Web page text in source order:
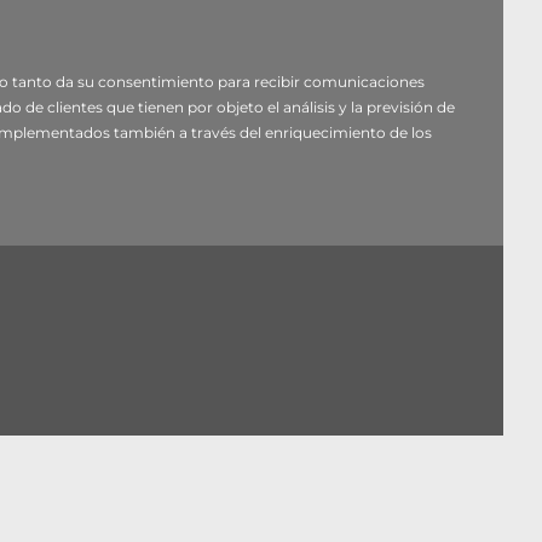
una respuesta.
tanto da su consentimiento para recibir comunicaciones
de clientes que tienen por objeto el análisis y la previsión de
también a través del enriquecimiento de los